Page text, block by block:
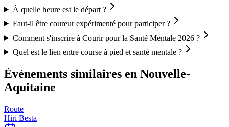
À quelle heure est le départ ?
Faut-il être coureur expérimenté pour participer ?
Comment s'inscrire à Courir pour la Santé Mentale 2026 ?
Quel est le lien entre course à pied et santé mentale ?
Événements similaires en Nouvelle-
Aquitaine
Route
Hiri Besta